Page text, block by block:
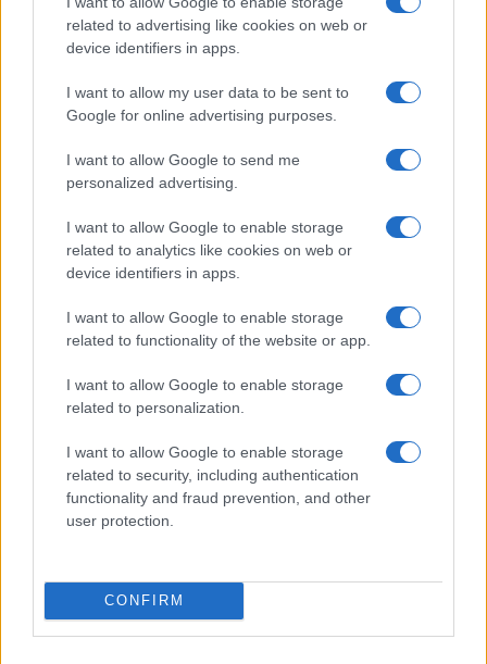
related to advertising like cookies on web or
device identifiers in apps.
I want to allow my user data to be sent to
Google for online advertising purposes.
I want to allow Google to send me
personalized advertising.
I want to allow Google to enable storage
related to analytics like cookies on web or
device identifiers in apps.
I want to allow Google to enable storage
related to functionality of the website or app.
I want to allow Google to enable storage
related to personalization.
I want to allow Google to enable storage
related to security, including authentication
functionality and fraud prevention, and other
user protection.
CONFIRM
FISCO
DAC8 e cripto-tasse: obblighi, documenti e controlli per
investitori
FISCO